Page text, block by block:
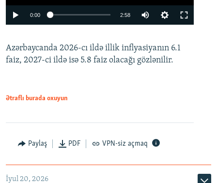
Auto
0:00 2:58
360p
480p
Azərbaycanda 2026-cı ildə illik inflyasiyanın 6.1
faiz, 2027-ci ildə isə 5.8 faiz olacağı gözlənilir.
Ətraflı burada oxuyun
Paylaş PDF VPN-siz açmaq
İyul 20, 2026